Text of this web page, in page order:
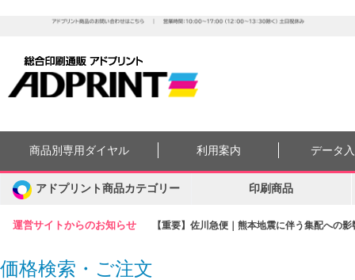
運営サイトからのお知らせ 【重要】佐川急便｜熊本地震に伴う集配への
商品別専用ダイヤル 利用案内 データ
アドプリント商品カテゴリー 印刷商品
価格検索・ご注文